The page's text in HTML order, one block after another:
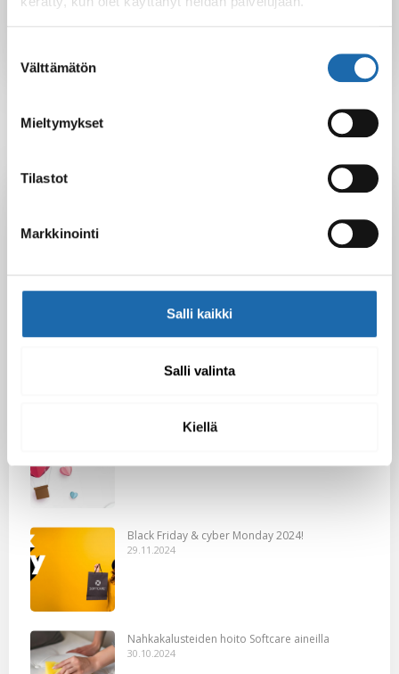
valinta
Välttämätön
Mieltymykset
Tilastot
Markkinointi
Salli kaikki
Salli valinta
Kiellä
Latest Post
Softcare Ystävänpäivä ale
Black Friday & cyber Monday 2024!
29.11.2024
Nahkakalusteiden hoito Softcare aineilla
30.10.2024